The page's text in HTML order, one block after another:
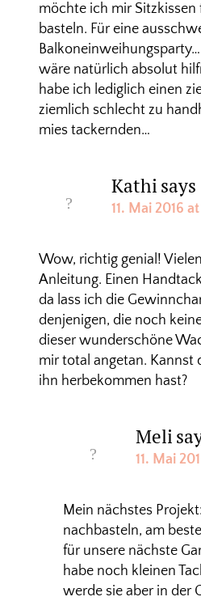
möchte ich mir Sitzkissen
basteln. Für eine
Balkoneinweihungsparty…
wäre natürlich absolut
habe ich lediglich einen
ziemlich schlecht zu
mies tackernden…
Kathisays
11. Mai 2016 at
Wow, richtig genial!
Anleitung. Einen
da lass ich die
denjenigen, die noch
dieser wunderschöne
mir total angetan. Kannst
ihn herbekommen hast?
Meli
11. Mai
Mein nächstes
nachbasteln, am
für unsere nächste
habe noch kleinen
werde sie aber in der